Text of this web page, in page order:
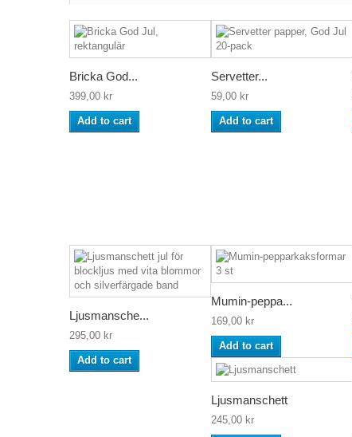
Bricka God...
399,00 kr
Add to cart
Servetter...
59,00 kr
Add to cart
Ljusmansche...
295,00 kr
Add to cart
Mumin-peppa...
169,00 kr
Add to cart
Ljusmanschett
245,00 kr